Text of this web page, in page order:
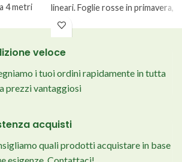
4 metri
corretta
50-
lineari. Foglie rosse in primavera,
crescita rapida e compatta.
Distanza d’impianto consigliata
60-80 cm. Per siepi in terrazzo
80-100 cm, con profondità
minima di 40 cm.
veloce
i tuoi ordini rapidamente in tutta
prezzi vantaggiosi
acquisti
quali prodotti acquistare in base
esigenze. Contattaci!